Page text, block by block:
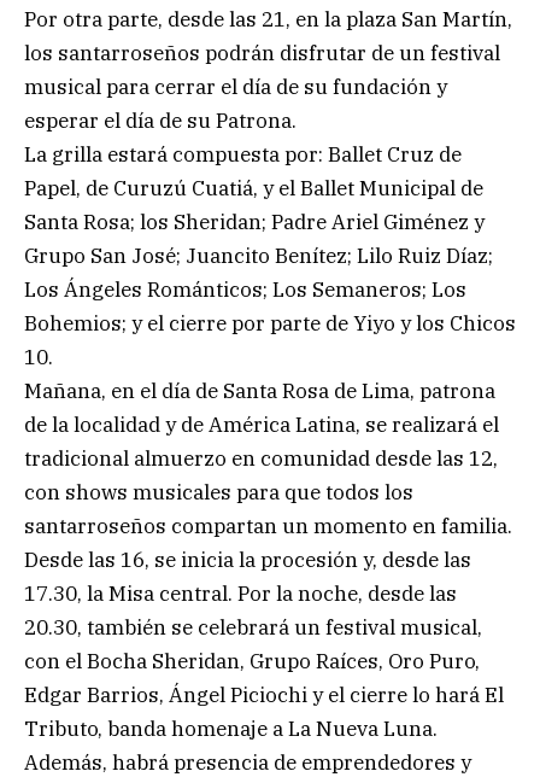
Por otra parte, desde las 21, en la plaza San Martín,
los santarroseños podrán disfrutar de un festival
musical para cerrar el día de su fundación y
esperar el día de su Patrona.
La grilla estará compuesta por: Ballet Cruz de
Papel, de Curuzú Cuatiá, y el Ballet Municipal de
Santa Rosa; los Sheridan; Padre Ariel Giménez y
Grupo San José; Juancito Benítez; Lilo Ruiz Díaz;
Los Ángeles Románticos; Los Semaneros; Los
Bohemios; y el cierre por parte de Yiyo y los Chicos
10.
Mañana, en el día de Santa Rosa de Lima, patrona
de la localidad y de América Latina, se realizará el
tradicional almuerzo en comunidad desde las 12,
con shows musicales para que todos los
santarroseños compartan un momento en familia.
Desde las 16, se inicia la procesión y, desde las
17.30, la Misa central. Por la noche, desde las
20.30, también se celebrará un festival musical,
con el Bocha Sheridan, Grupo Raíces, Oro Puro,
Edgar Barrios, Ángel Piciochi y el cierre lo hará El
Tributo, banda homenaje a La Nueva Luna.
Además, habrá presencia de emprendedores y